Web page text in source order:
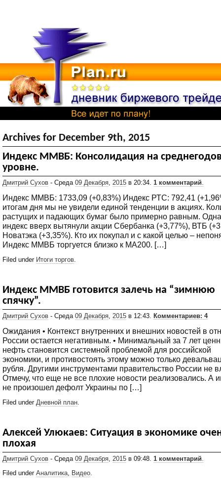
Archives for December 9th, 2015
Индекс ММВБ: Консолидация на
уровне.
Дмитрий Сухов - Среда 09 Декабря, 2015 в 20:34. 1 комментарий.
Индекс ММВБ: 1733,09 (+0,83%) Индекс РТС: 792,41
итогам дня мы не увидели единой тенденции в акциях.
растущих и падающих бумаг было примерно равным.
индекс вверх вытянули акции Сбербанка (+3,77%), ВТБ
Новатэка (+3,35%). Кто их покупал и с какой целью –
Индекс ММВБ торгуется близко к МА200. […]
Filed under Итоги торгов
Индекс ММВБ готовится залечь на “зимнюю
спячку”.
Дмитрий Сухов - Среда 09 Декабря 2015 в 12:43. Комментариев: 4
Ожидания • Контекст внутренних и внешних новостей в
России остается негативным. • Минимальный за 7 лет
нефть становится системной проблемой для российской
экономики, и противостоять этому можно только
рубля. Другими инструментами правительство России не
Отмечу, что еще не все плохие новости реализовались. А
не произошел дефолт Украины по […]
Filed under Дневной план
Алексей Улюкаев: Ситуация в экономике
плохая
Дмитрий Сухов - Среда 09 Декабря 2015 в 09:48. 1 комментарий
Filed under Аналитика Видео